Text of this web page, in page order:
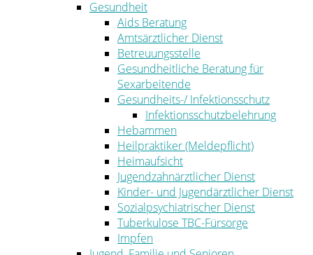
Gesundheit
Aids Beratung
Amtsärztlicher Dienst
Betreuungsstelle
Gesundheitliche Beratung für
Sexarbeitende
Gesundheits-/ Infektionsschutz
Infektionsschutzbelehrung
Hebammen
Heilpraktiker (Meldepflicht)
Heimaufsicht
Jugendzahnärztlicher Dienst
Kinder- und Jugendärztlicher Dienst
Sozialpsychiatrischer Dienst
Tuberkulose TBC-Fürsorge
Impfen